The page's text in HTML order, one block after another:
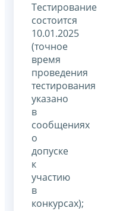
Тестирование
состоится
10.01.2025
(точное
время
проведения
тестирования
указано
в
сообщениях
о
допуске
к
участию
в
конкурсах);